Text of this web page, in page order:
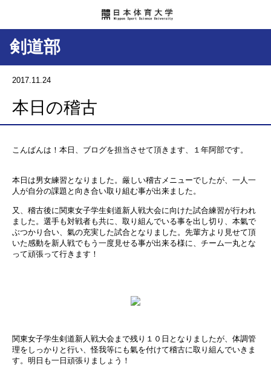
剣道部
2017.11.24
本日の稽古
こんばんは！本日、ブログを担当させて頂きます、１年阿部です。
本日は男女練習となりました。厳しい稽古メニューでしたが、一人一
人が自分の課題と向き合い取り組む事が出来ました。
又、稽古後に関東女子学生剣道新人戦大会に向けた試合練習が行われ
ました。選手も対戦者も共に、取り組んでいる事を出し切り、本氣で
ぶつかり合い、氣の充実した試合となりました。先輩方より見せて頂
いた感動を新人戦でもう一度見せる事が出来る様に、チーム一丸とな
って頑張って行きます！
関東女子学生剣道新人戦大会まで残り１０日となりましたが、体調管
理をしっかりと行い、怪我等にも氣を付けて稽古に取り組んでいきま
す。明日も一日頑張りましょう！